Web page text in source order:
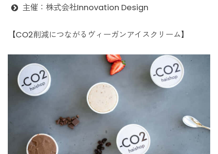
主催：株式会社Innovation Design
【CO2削減につながるヴィーガンアイスクリーム】